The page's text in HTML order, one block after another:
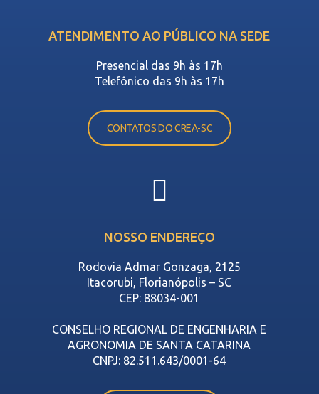
ATENDIMENTO AO PÚBLICO NA SEDE
Presencial das 9h às 17h
Telefônico das 9h às 17h
CONTATOS DO CREA-SC
NOSSO ENDEREÇO
Rodovia Admar Gonzaga, 2125
Itacorubi, Florianópolis – SC
CEP: 88034-001
CONSELHO REGIONAL DE ENGENHARIA E
AGRONOMIA DE SANTA CATARINA
CNPJ: 82.511.643/0001-64